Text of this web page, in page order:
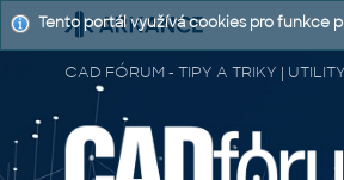
CAD FÓRUM - TIPY A TRIKY |
Tento portál využívá cookies pro funkce